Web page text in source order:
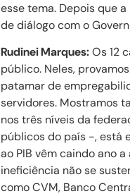
esse tema. Depois que
de diálogo com o
Rudinei Marques:Os 12
público. Neles,
patamar de
servidores. Mostramos
nos três níveis da
públicos do país -, está
ao PIB vêm caindo ano
ineficiência não se
como CVM, Banco